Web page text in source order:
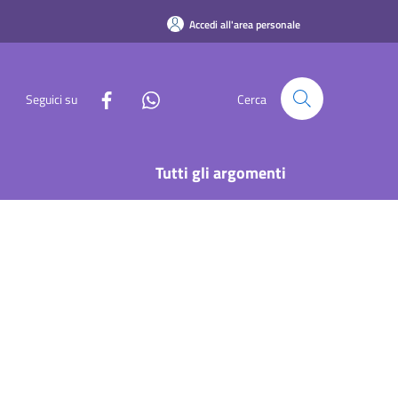
Accedi all'area personale
Seguici su Cerca
Tutti gli argomenti